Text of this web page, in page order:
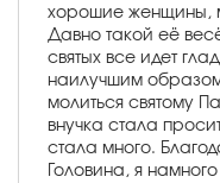
хорошие женщины,
Давно такой её
святых все идет
наилучшим
молиться святому
внучка стала
стала много.
Головина, я